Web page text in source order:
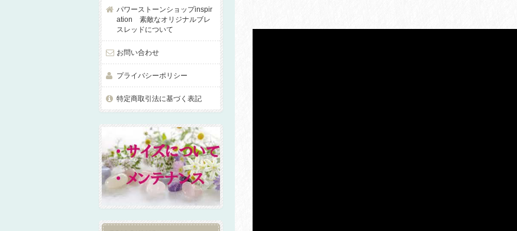
パワーストーンショップinspir
ation 素敵なオリジナルブレ
スレッドについて
お問い合わせ
プライバシーポリシー
特定商取引法に基づく表記